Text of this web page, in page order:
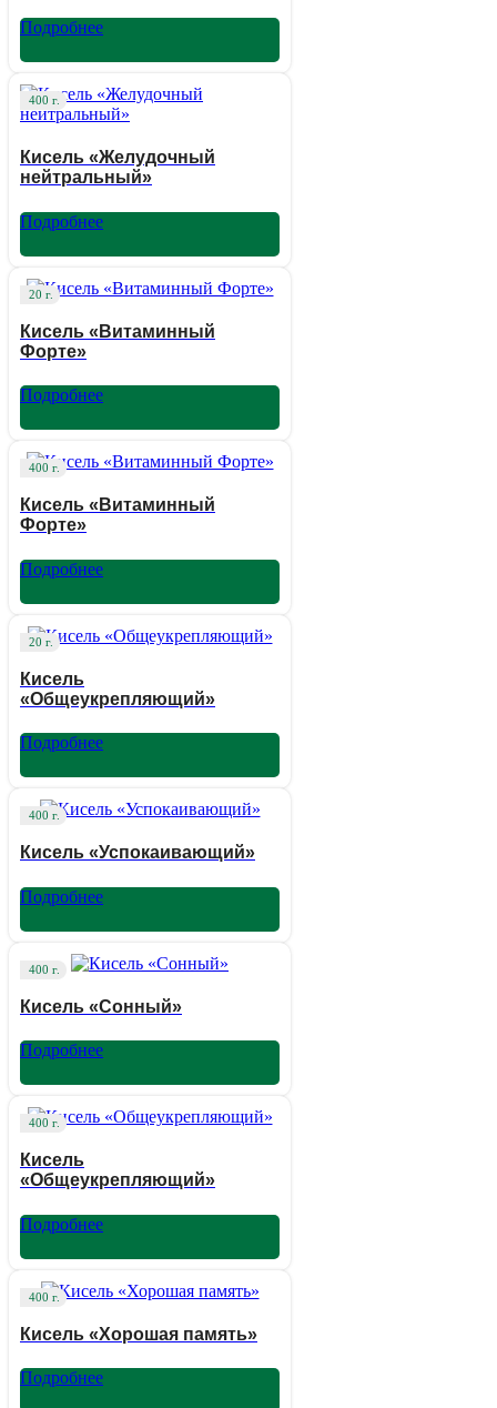
Подробнее
400 г.
Кисель «Желудочный
нейтральный»
Подробнее
20 г.
Кисель «Витаминный
Форте»
Подробнее
400 г.
Кисель «Витаминный
Форте»
Подробнее
20 г.
Кисель
«Общеукрепляющий»
Подробнее
400 г.
Кисель «Успокаивающий»
Подробнее
400 г.
Кисель «Сонный»
Подробнее
400 г.
Кисель
«Общеукрепляющий»
Подробнее
400 г.
Кисель «Хорошая память»
Подробнее